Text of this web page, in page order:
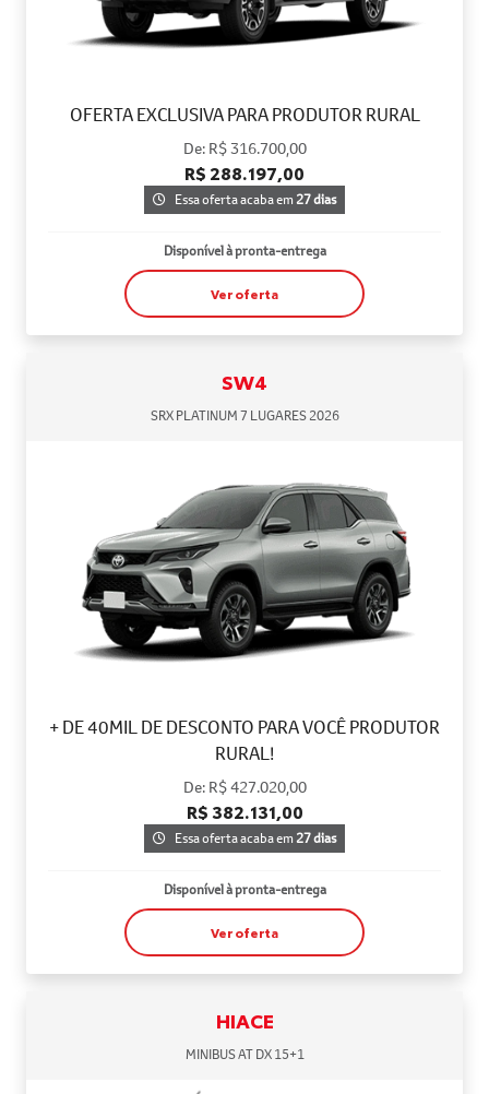
OFERTA EXCLUSIVA PARA PRODUTOR RURAL
De: R$ 316.700,00
R$ 288.197,00
Essa oferta acaba em27 dias
Disponível à pronta-entrega
Ver oferta
SW4
SRX PLATINUM 7 LUGARES 2026
+ DE 40MIL DE DESCONTO PARA VOCÊ PRODUTOR
RURAL!
De: R$ 427.020,00
R$ 382.131,00
Essa oferta acaba em27 dias
Disponível à pronta-entrega
Ver oferta
HIACE
MINIBUS AT DX 15+1